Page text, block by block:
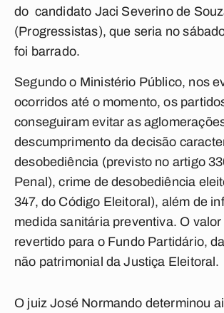
do candidato Jaci Severino de
(Progressistas), que seria no
foi barrado.
Segundo o Ministério Público, nos
ocorridos até o momento, os
conseguiram evitar as
descumprimento da decisão
desobediência (previsto no artigo
Penal), crime de desobediência
347, do Código Eleitoral), além de
medida sanitária preventiva. O
revertido para o Fundo Partidário,
não patrimonial da Justiça Eleitoral.
O juiz José Normando determinou